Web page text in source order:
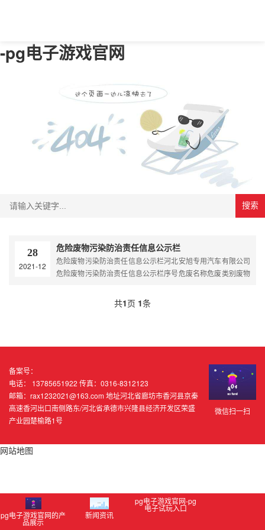
-pg电子游戏官网
搜索
28
2021-12
危险废物污染防治责任信息公示栏
危险废物污染防治责任信息公示栏河北安旭专用汽车有限公司
危险废物污染防治责任信息公示栏序号危废名称危废类别废物
废油渣hw08900-201-08机加易燃性危废间委托具有相关资质
的危废处理公司统一处理姜福忠车间经理侯素红2废机油
共1页 1条
微信扫一扫
备案号：
电话： 13785651922 传真：0316-8312123
邮箱： rax1232021@163.com 地址河北省廊坊市香河县京秦
高速香河出口南侧路东/河北省承德市兴隆县经济开发区荣盛
产业园楚榆路1号
pg电子游戏官网的产
品展示
新闻资讯
pg电子游戏官网-pg
电子试玩入口
网站地图